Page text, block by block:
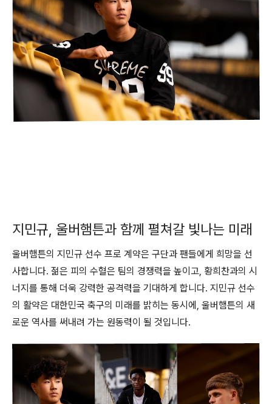
지민규, 울버햄튼과 함께 펼쳐갈 빛나는 미래
울버햄튼의 지민규 선수 프로 계약은 구단과 팬들에게 희망을 선
사합니다. 젊은 피의 수혈은 팀의 경쟁력을 높이고, 황희찬과의 시
너지를 통해 더욱 강력한 공격력을 기대하게 합니다. 지민규 선수
의 활약은 대한민국 축구의 미래를 밝히는 동시에, 울버햄튼의 새
로운 역사를 써내려 가는 원동력이 될 것입니다.